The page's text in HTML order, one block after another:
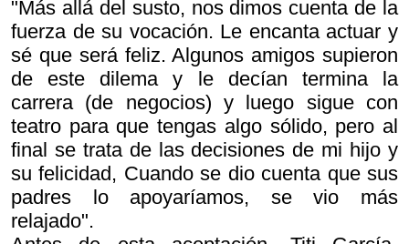
"Más allá del susto, nos dimos cuenta de la
fuerza de su vocación. Le encanta actuar y
sé que será feliz. Algunos amigos supieron
de este dilema y le decían termina la
carrera (de negocios) y luego sigue con
teatro para que tengas algo sólido, pero al
final se trata de las decisiones de mi hijo y
su felicidad, Cuando se dio cuenta que sus
padres lo apoyaríamos, se vio más
relajado".